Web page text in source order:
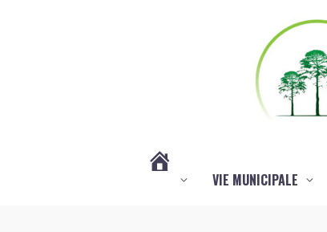
VIE MUNICIPALE